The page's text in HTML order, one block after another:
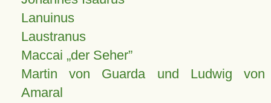
Lanuinus
Laustranus
Maccai „der Seher”
Martin von Guarda und Ludwig von
Amaral